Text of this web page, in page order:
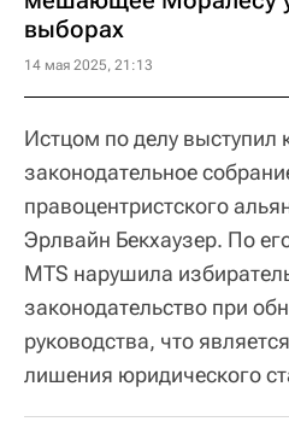
выборах
14 мая 2025, 21:13
Истцом по делу выступил
законодательное
правоцентристского
Эрлвайн Бекхаузер. По
MTS нарушила
законодательство при
руководства, что
лишения юридического